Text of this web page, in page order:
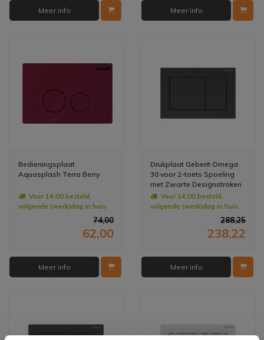
Meer info Meer info
Bedieningsplaat
Aquasplash Terra Berry
Voor 14:00 besteld,
volgende (werk)dag in huis
74,00
62,00
Meer info
Drukplaat Geberit Omega
30 voor 2-toets Spoeling
met Zwarte Designstroken
Mat Zwart
Voor 14:00 besteld,
volgende (werk)dag in huis
288,25
238,22
Meer info